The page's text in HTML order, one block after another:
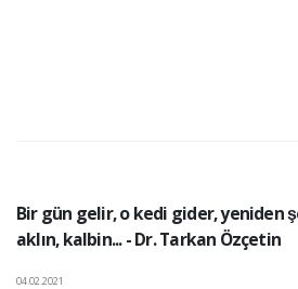
Bir gün gelir, o kedi gider, yeniden
aklın, kalbin... - Dr. Tarkan Özçetin
04.02.2021